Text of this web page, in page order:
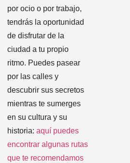
por ocio o por trabajo,
tendrás la oportunidad
de disfrutar de la
ciudad a tu propio
ritmo. Puedes pasear
por las calles y
descubrir sus secretos
mientras te sumerges
en su cultura y su
historia: aquí puedes
encontrar algunas rutas
que te recomendamos